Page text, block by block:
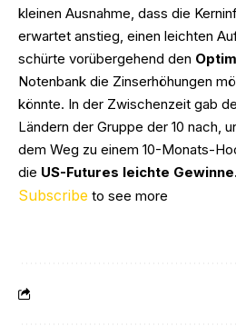
kleinen Ausnahme, dass die
erwartet anstieg, einen leichten
schürte vorübergehend den
Notenbank die Zinserhöhungen
könnte. In der Zwischenzeit gab
Ländern der Gruppe der 10 nach,
dem Weg zu einem 10-Monats-
die US-Futures leichte
Subscribe to see more